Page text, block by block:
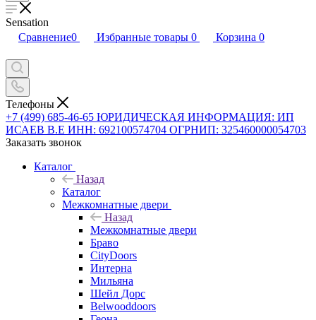
Sensation
Сравнение0 Избранные товары 0 Корзина 0
Телефоны
+7 (499) 685-46-65 ЮРИДИЧЕСКАЯ ИНФОРМАЦИЯ: ИП
ИСАЕВ В.Е ИНН: 692100574704 ОГРНИП: 325460000054703
Заказать звонок
Каталог
Назад
Каталог
Межкомнатные двери
Назад
Межкомнатные двери
Браво
CityDoors
Интерна
Мильяна
Шейл Дорс
Belwooddoors